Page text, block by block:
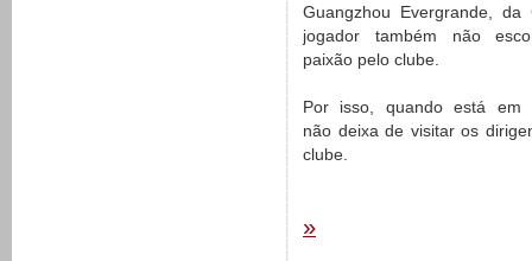
Guangzhou Evergrande, da
jogador também não
paixão pelo clube.
Por isso, quando está em
não deixa de visitar os
clube.
»